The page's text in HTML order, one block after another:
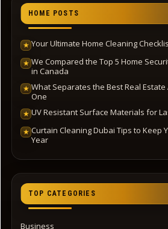
HOME POSTS
★ Your Ultimate Home Cleaning
★ We Compared the Top 5 Home
in Canada
★ What Separates the Best Real
One
★ UV Resistant Surface Materials for
★ Curtain Cleaning Dubai Tips to Keep
Year
TOP CATEGORIES
Business